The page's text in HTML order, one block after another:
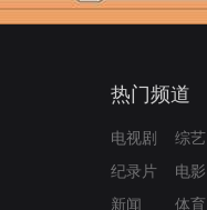
热门频道
电视剧 综艺
纪录片
电影
新闻
体育